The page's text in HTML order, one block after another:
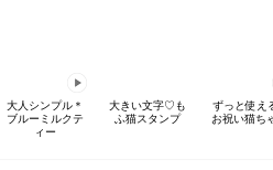
大人シンプル＊
ブルーミルクテ
ィー
大きい文字♡も
ふ猫スタンプ
ずっと使え
お祝い猫ち